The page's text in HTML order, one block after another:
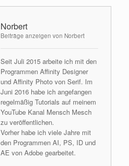
Norbert
Beiträge anzeigen von Norbert
Seit Juli 2015 arbeite ich mit den
Programmen Affinity Designer
und Affinity Photo von Serif. Im
Juni 2016 habe ich angefangen
regelmäßig Tutorials auf meinem
YouTube Kanal Mensch Mesch
zu veröffentlichen.
Vorher habe ich viele Jahre mit
den Programmen AI, PS, ID und
AE von Adobe gearbeitet.